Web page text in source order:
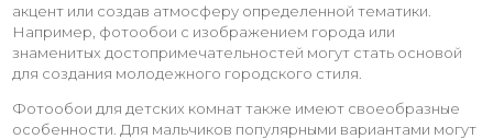
акцент или создав атмосферу определенной тематики.
Например, фотообои с изображением города или
знаменитых достопримечательностей могут стать основой
для создания молодежного городского стиля.
Фотообои для детских комнат также имеют своеобразные
особенности. Для мальчиков популярными вариантами могут